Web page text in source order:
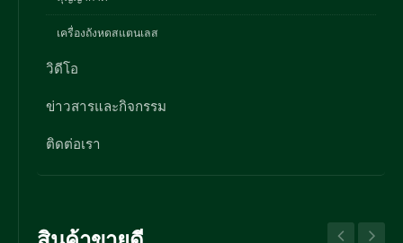
เครื่องถังหดสแตนเลส
วิดีโอ
ข่าวสารและกิจกรรม
ติดต่อเรา